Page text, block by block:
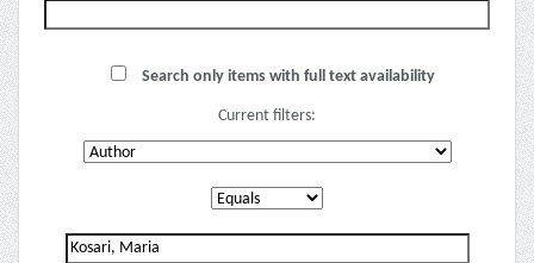
Search only items with full text availability
Current filters: